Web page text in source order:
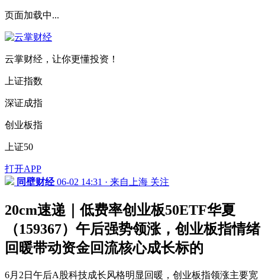
页面加载中...
云掌财经，让你更懂投资！
上证指数
深证成指
创业板指
上证50
打开APP
同壁财经 06-02 14:31 · 来自上海 关注
20cm速递｜低费率创业板50ETF华夏
（159367）午后强势领涨，创业板指情绪
回暖带动资金回流核心成长标的
6月2日午后A股科技成长风格明显回暖，创业板指领涨主要宽